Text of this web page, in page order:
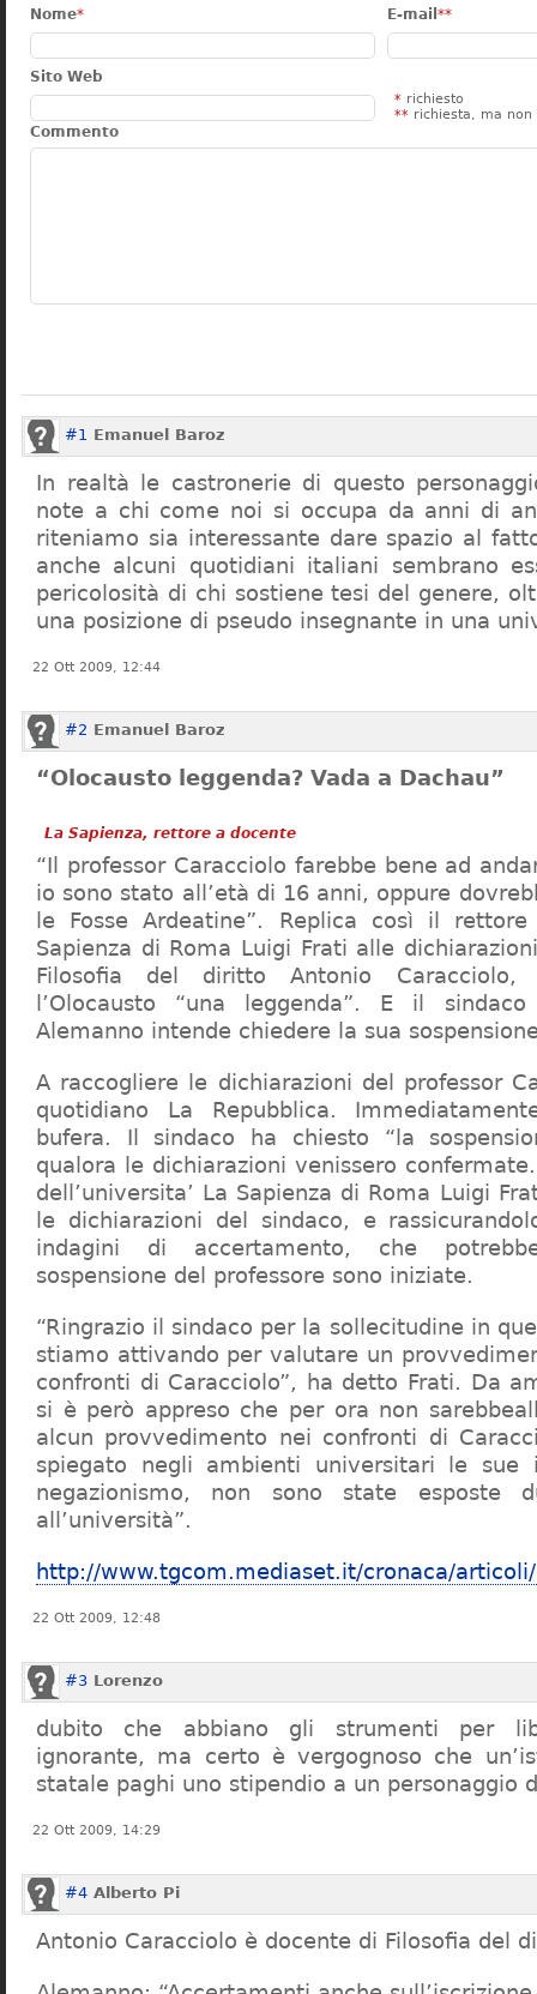
Nome* E-mail **
Sito Web
* richiesto
** richiesta, ma non
Commento
#1 Emanuel Baroz
In realtà le castronerie di questo
note a chi come noi si occupa da anni di
riteniamo sia interessante dare spazio al fatto
anche alcuni quotidiani italiani sembrano
pericolosità di chi sostiene tesi del genere,
una posizione di pseudo insegnante in una
22 Ott 2009, 12:44
#2 Emanuel Baroz
“Olocausto leggenda? Vada a Dachau”
La Sapienza, rettore a docente
“Il professor Caracciolo farebbe bene ad
io sono stato all’età di 16 anni, oppure
le Fosse Ardeatine”. Replica così il rettore
Sapienza di Roma Luigi Frati alle
Filosofia del diritto Antonio
l’Olocausto “una leggenda”. E il
Alemanno intende chiedere la sua
A raccogliere le dichiarazioni del professor
quotidiano La Repubblica.
bufera. Il sindaco ha chiesto “la
qualora le dichiarazioni venissero
dell’universita’ La Sapienza di Roma Luigi
le dichiarazioni del sindaco, e
indagini di accertamento, che
sospensione del professore sono iniziate.
“Ringrazio il sindaco per la sollecitudine in
stiamo attivando per valutare un
confronti di Caracciolo”, ha detto Frati. Da
si è però appreso che per ora non
alcun provvedimento nei confronti di
spiegato negli ambienti universitari le sue
negazionismo, non sono state esposte
all’università”.
http://www.tgcom.mediaset.it/cronaca/
22 Ott 2009, 12:48
#3 Lorenzo
dubito che abbiano gli strumenti per
ignorante, ma certo è vergognoso che
statale paghi uno stipendio a un personaggio
22 Ott 2009, 14:29
#4 Alberto Pi
Antonio Caracciolo è docente di Filosofia del